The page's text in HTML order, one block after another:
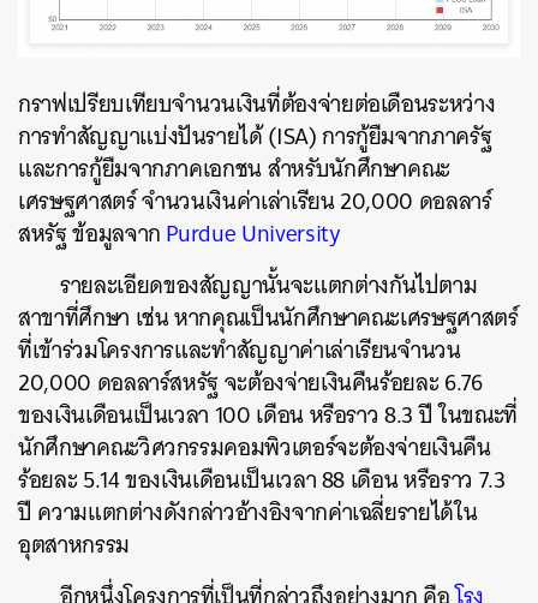
กราฟเปรียบเทียบจำนวนเงินที่ต้องจ่ายต่อเดือนระหว่าง
การทำสัญญาแบ่งปันรายได้ (ISA) การกู้ยืมจากภาครัฐ
และการกู้ยืมจากภาคเอกชน สำหรับนักศึกษาคณะ
เศรษฐศาสตร์ จำนวนเงินค่าเล่าเรียน 20,000 ดอลลาร์
สหรัฐ ข้อมูลจากPurdue University
รายละเอียดของสัญญานั้นจะแตกต่างกันไปตาม
สาขาที่ศึกษา เช่น หากคุณเป็นนักศึกษาคณะเศรษฐศาสตร์
ที่เข้าร่วมโครงการและทำสัญญาค่าเล่าเรียนจำนวน
20,000 ดอลลาร์สหรัฐ จะต้องจ่ายเงินคืนร้อยละ 6.76
ของเงินเดือนเป็นเวลา 100 เดือน หรือราว 8.3 ปี ในขณะที่
นักศึกษาคณะวิศวกรรมคอมพิวเตอร์จะต้องจ่ายเงินคืน
ร้อยละ 5.14 ของเงินเดือนเป็นเวลา 88 เดือน หรือราว 7.3
ปี ความแตกต่างดังกล่าวอ้างอิงจากค่าเฉลี่ยรายได้ใน
อุตสาหกรรมSHARE